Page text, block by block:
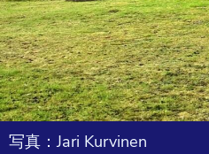
写真：Jari Kurvinen